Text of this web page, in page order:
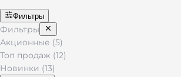
Фильтры
Фильтры
Акционные (5)
Топ продаж (12)
Новинки (13)